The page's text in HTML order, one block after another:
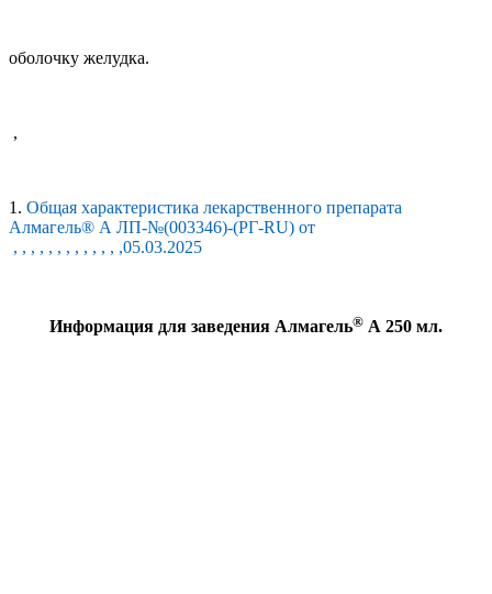
оболочку желудка.
,
1. Общая характеристика лекарственного препарата
Алмагель® А ЛП-№(003346)-(РГ-RU) от
, , , , , , , , , , , , ,05.03.2025
Информация для заведения Алмагель® A 250 мл.